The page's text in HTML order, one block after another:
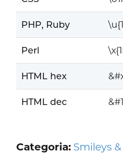
PHP, Ruby
Perl
HTML hex
HTML dec
Categoria: Smileys